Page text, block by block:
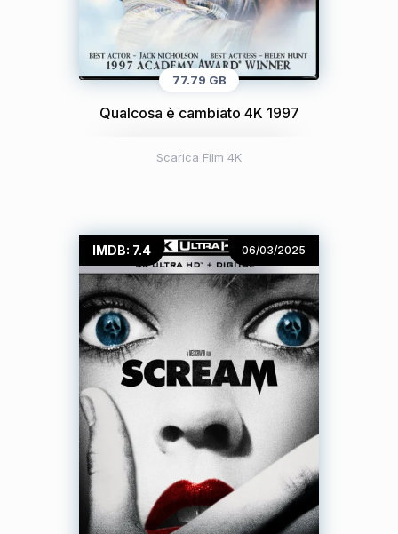
77.79 GB
Qualcosa è cambiato 4K 1997
Scarica Film 4K
IMDB: 7.4 06/03/2025